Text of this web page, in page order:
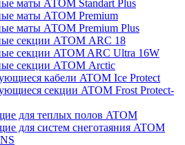
маты АТОМ Standart Plus
маты АТОМ Premium
маты АТОМ Premium Plus
секции АТОМ ARC 18
секции ATOM ARC Ultra 16W
секции АТОМ Arctic
кабели ATOM Ice Protect
секции ATOM Frost Protect-
для теплых полов ATOM
для систем снеготаяния ATOM